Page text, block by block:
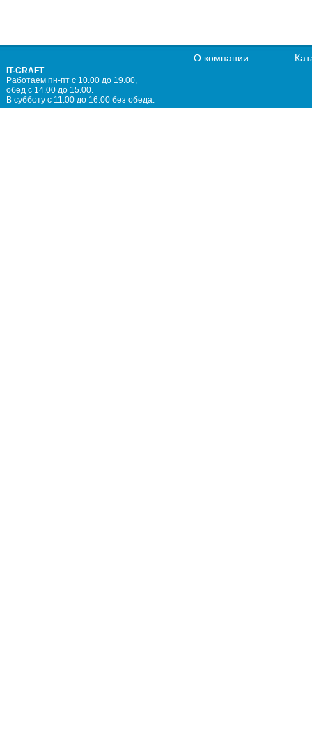
IT-CRAFT
Работаем пн-пт с 10.00 до 19.00,
обед с 14.00 до 15.00.
В субботу с 11.00 до 16.00 без обеда.
О компании